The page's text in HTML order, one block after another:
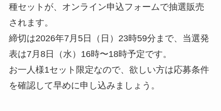
種セットが、オンライン申込フォームで抽選販売
されます。
締切は2026年7月5日（日）23時59分まで、当選発
表は7月8日（水）16時〜18時予定です。
お一人様1セット限定なので、欲しい方は応募条件
を確認して早めに申し込みましょう。